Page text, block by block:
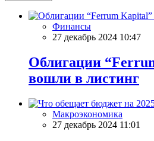
Финансы
27 декабрь 2024 10:47
Облигации
вошли в листинг
Макроэкономика
27 декабрь 2024 11:01